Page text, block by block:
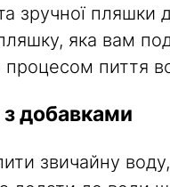
та зручної
яка вам
пиття
добавками
звичайну воду,